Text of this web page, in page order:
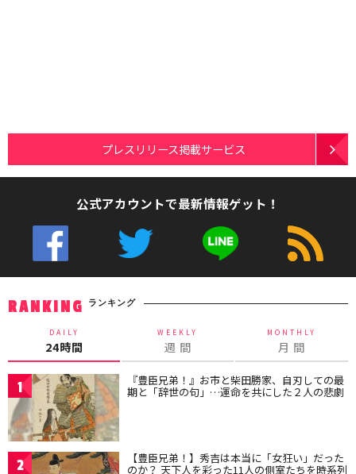
プレスリリース掲載サービス
公式アカウントで最新情報ゲット！
RANKING ランキング
DAILY
24時間
WEEKLY
週 間
MONTHLY
月 間
1 『豊臣兄弟！』お市と柴田勝家、自刃しての最
期と「辞世の句」…運命を共にした２人の悲劇
2 【豊臣兄弟！】秀吉は本当に「女狂い」だった
のか？ 天下人を彩った11人の側室たちを時系列